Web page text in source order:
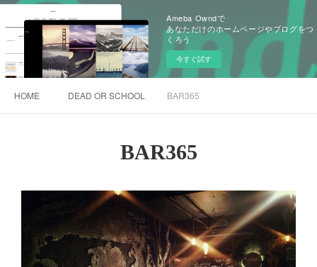
Ameba Owndで
あなただけのホームページやブログをつ
くろう
今すぐ試す
HOME DEAD OR SCHOOL BAR365
BAR365